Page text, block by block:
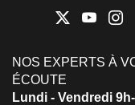
NOS EXPERTS À
ÉCOUTE
Lundi - Vendredi